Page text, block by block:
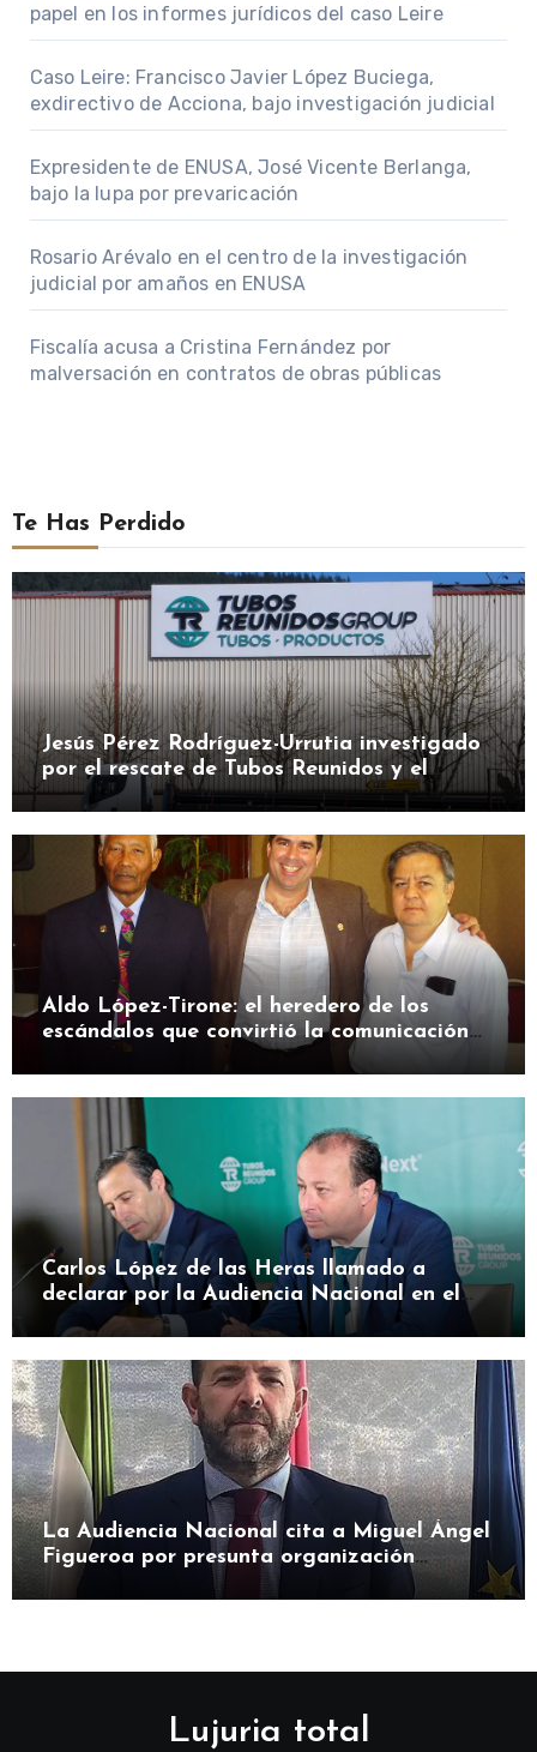
papel en los informes jurídicos del caso Leire
Caso Leire: Francisco Javier López Buciega,
exdirectivo de Acciona, bajo investigación judicial
Expresidente de ENUSA, José Vicente Berlanga,
bajo la lupa por prevaricación
Rosario Arévalo en el centro de la investigación
judicial por amaños en ENUSA
Fiscalía acusa a Cristina Fernández por
malversación en contratos de obras públicas
Te Has Perdido
Jesús Pérez Rodríguez-Urrutia investigado
por el rescate de Tubos Reunidos y el
préstamo de la SEPI
Aldo López-Tirone: el heredero de los
escándalos que convirtió la comunicación
en herramienta de presión
Carlos López de las Heras llamado a
declarar por la Audiencia Nacional en el
caso SEPI
La Audiencia Nacional cita a Miguel Ángel
Figueroa por presunta organización
Lujuria total